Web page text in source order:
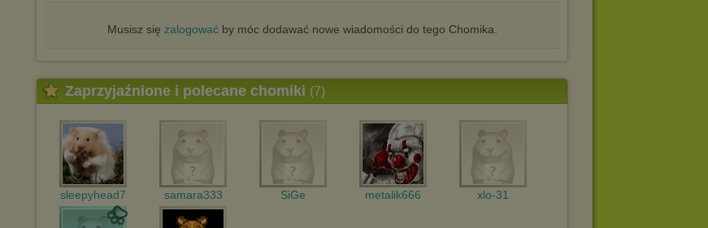
Musisz się zalogowaćby móc dodawać nowe wiadomości do tego Chomika.
Zaprzyjaźnione i polecane chomiki (7)
sleepyhead7 samara333 SiGe metalik666 xlo-31